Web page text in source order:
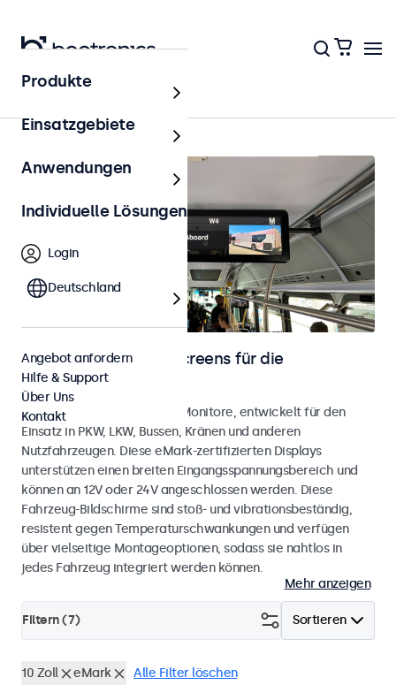
Fahrzeugintegration
Monitore und Touchscreens für die
Fahrzeugintegration
Monitore und Touchscreen-Monitore, entwickelt für den
Einsatz in PKW, LKW, Bussen, Kränen und anderen
Nutzfahrzeugen. Diese eMark-zertifizierten Displays
unterstützen einen breiten Eingangsspannungsbereich und
können an 12V oder 24V angeschlossen werden. Diese
Fahrzeug-Bildschirme sind stoß- und vibrationsbeständig,
resistent gegen Temperaturschwankungen und verfügen
über vielseitige Montageoptionen, sodass sie nahtlos in
jedes Fahrzeug integriert werden können.
Mehr anzeigen
Sortieren
Filtern (7)
10 Zoll eMark Alle Filter löschen
Produkte
Einsatzgebiete
Anwendungen
Individuelle Lösungen
Login
Deutschland
Angebot anfordern
Hilfe & Support
Über Uns
Kontakt